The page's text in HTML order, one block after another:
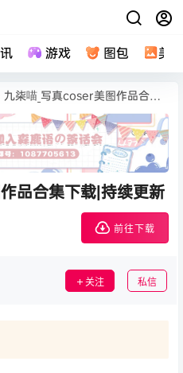
游戏 图包 美
柒喵_写真coser美图作品合集下载|持续更新
品合集下载|持续更新
前往下载
关注 私信